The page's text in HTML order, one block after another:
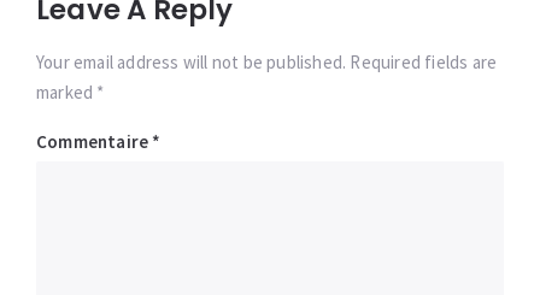
Leave A Reply
Your email address will not be published. Required fields are
marked *
Commentaire *